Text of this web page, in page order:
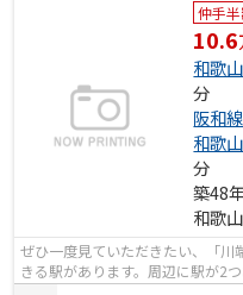
仲手
10.6
和歌
分
阪和線
和歌
分
築48
和歌
ぜひ一度見ていただきたい、「川
きる駅があります。周辺に駅が2